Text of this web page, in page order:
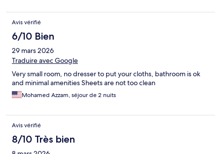
Avis vérifié
6/10 Bien
29 mars 2026
Traduire avec Google
Very small room, no dresser to put your cloths, bathroom is ok
and minimal amenities Sheets are not too clean
Mohamed Azzam, séjour de 2 nuits
Avis vérifié
8/10 Très bien